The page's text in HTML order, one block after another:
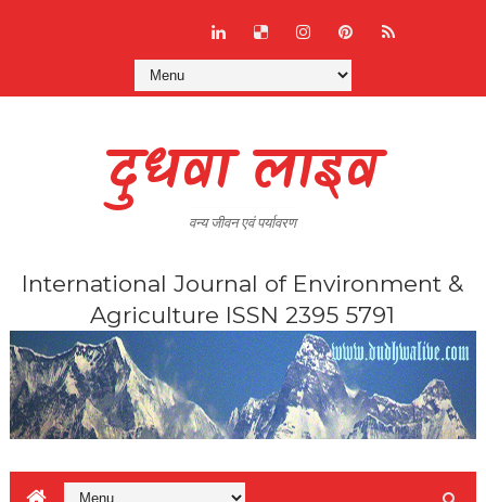
दुधवा लाइव
वन्य जीवन एवं पर्यावरण
International Journal of Environment &
Agriculture ISSN 2395 5791